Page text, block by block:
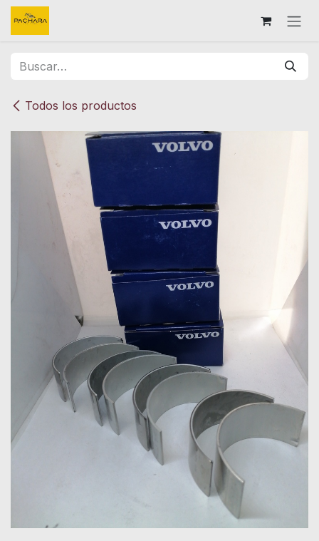
Ir al contenido
Todos los productos